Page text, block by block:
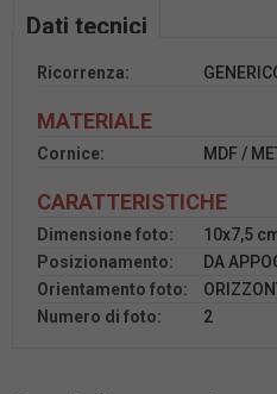
Dati tecnici
Ricorrenza:
MATERIALE
Cornice: MDF /
CARATTERISTICHE
Dimensione foto:
10x7,5
Posizionamento:
DA
Orientamento foto:
Numero di foto:
2